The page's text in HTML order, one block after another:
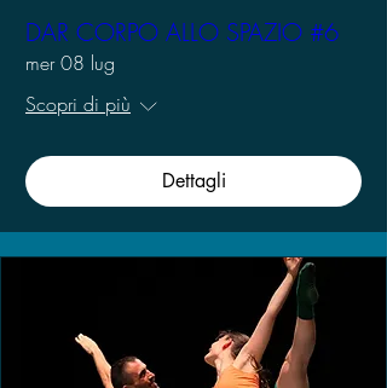
DAR CORPO ALLO SPAZIO #6
mer 08 lug
Scopri di più
Dettagli